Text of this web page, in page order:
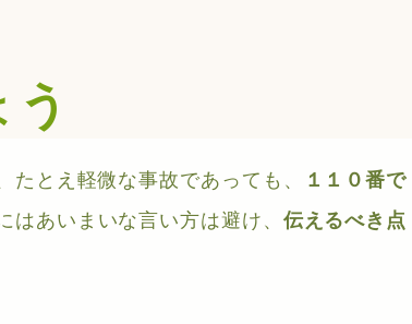
とえ軽微な事故であっても、
１１０番で
はあいまいな言い方は避け、 伝えるべき点